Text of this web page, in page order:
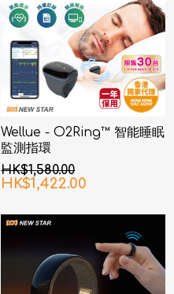
Wellue - O2Ring™ 智能睡眠
監測指環
HK$1,580.00
HK$1,422.00